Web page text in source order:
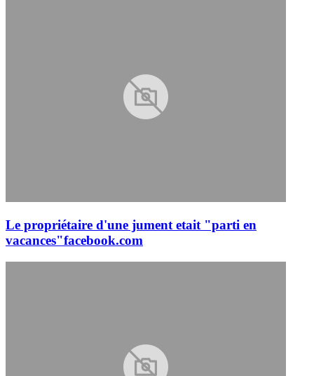
Le propriétaire d'une jument etait "parti en
vacances"facebook.com